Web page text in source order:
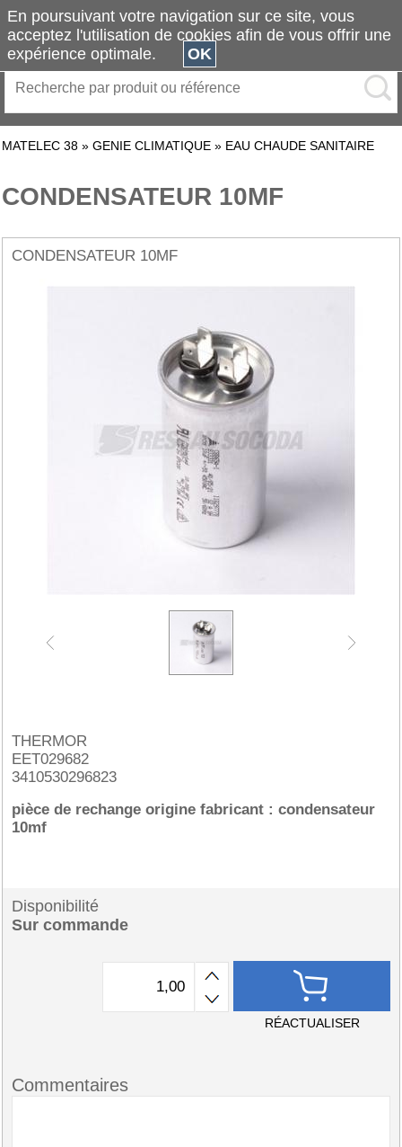
MATELEC 38 » GENIE CLIMATIQUE » EAU CHAUDE SANITAIRE
CONDENSATEUR 10MF
CONDENSATEUR 10MF
THERMOR
EET029682
3410530296823
pièce de rechange origine fabricant : condensateur
10mf
Disponibilité
Sur commande
RÉACTUALISER
Commentaires
En poursuivant votre navigation sur ce site, vous
acceptez l'utilisation de cookies afin de vous offrir une
expérience optimale.
OK